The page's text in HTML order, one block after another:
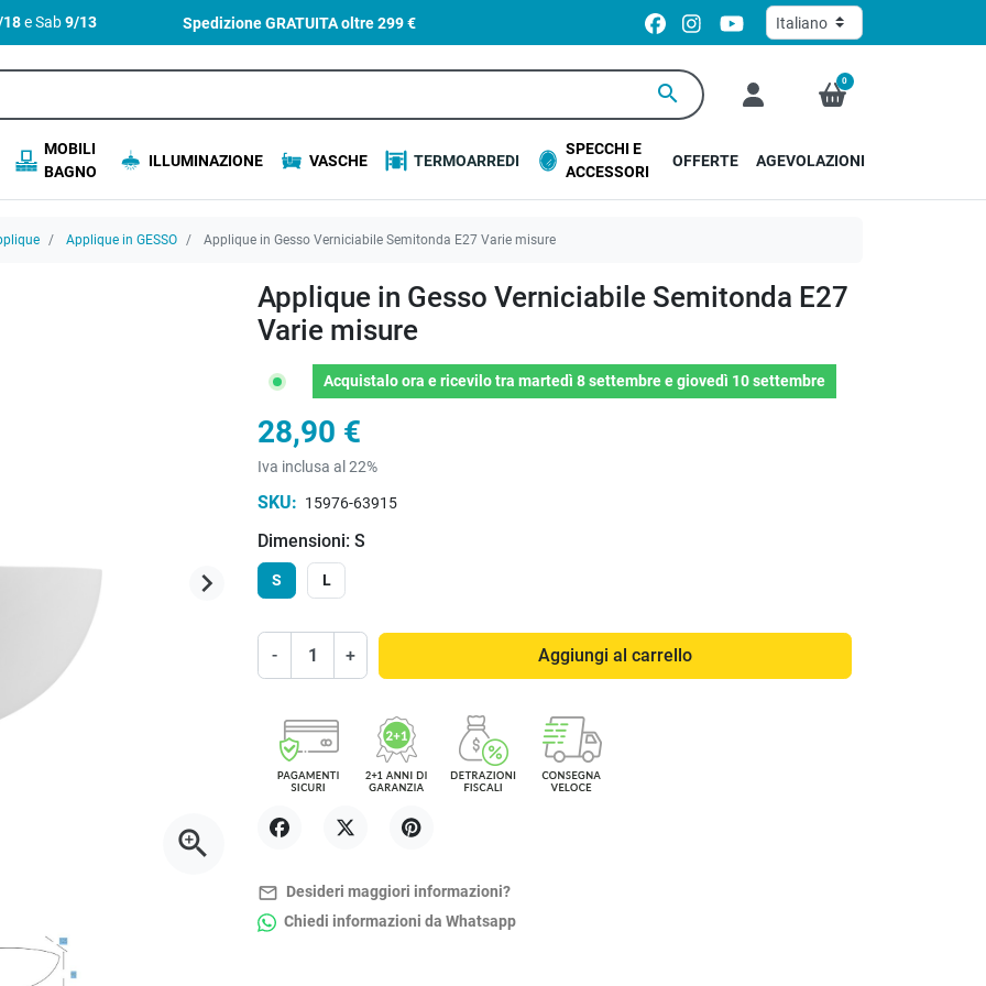
18e Sab9/13 Spedizione GRATUITA oltre299 €
search 0
MOBILI
BAGNO
ILLUMINAZIONE VASCHE TERMOARREDI
SPECCHI E
ACCESSORI
OFFERTE AGEVOLAZIONI
Applique in GESSO Applique in Gesso Verniciabile Semitonda E27 Varie misure
Successivo
keyboard_arrow_right
zoom_in
Applique in Gesso Verniciabile Semitonda E27
Varie misure
Acquistalo ora e ricevilotramartedì 8 settembreegiovedì 10 settembre
28,90 €
Iva inclusa al 22%
SKU: 15976-63915
Dimensioni: S
S L
- + Aggiungi al carrello
mail_outline Desideri maggiori informazioni?
Chiedi informazioni da Whatsapp